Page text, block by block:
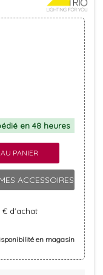
en 48 heures
PANIER
ACCESSOIRES
€ d'achat
en magasin